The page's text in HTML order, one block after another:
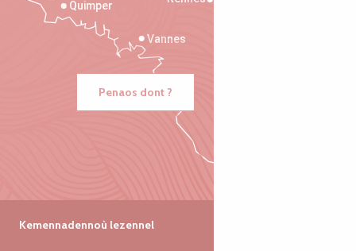
Vannes
Quimper
Penaos dont ?
Kemennadennoù lezennel